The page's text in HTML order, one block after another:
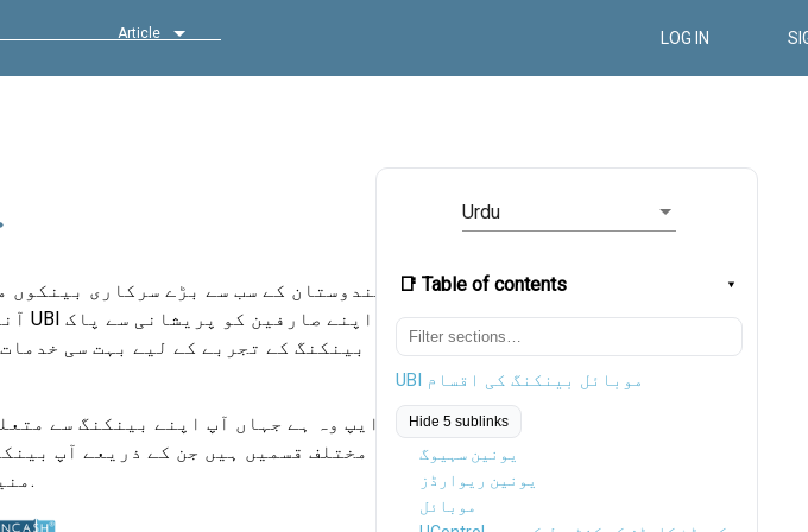
Article LOG IN
Urdu
📑 Table of contents
UBI موبائل بینکنگ کی اقسام
Hide 5 sublinks
یونین سہیوگ
یونین ریوارڈز
موبائل
بینکنگ کے تجربے کے لیے بہت سی
ایپ وہ ہے جہاں آپ اپنے بینکنگ سے
مختلف قسمیں ہیں جن کے ذریعے آپ
منی اور مزید.